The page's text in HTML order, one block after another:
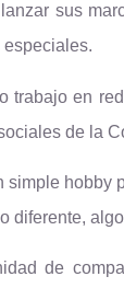
sus
trabajo en
de la
hobby
diferente,
de